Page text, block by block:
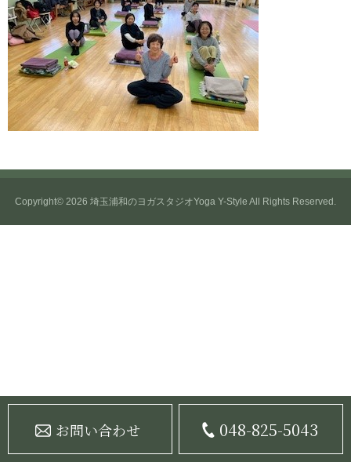
Copyright© 2026 埼玉浦和のヨガスタジオYoga Y-Style All Rights Reserved.
お問い合わせ 048-825-5043